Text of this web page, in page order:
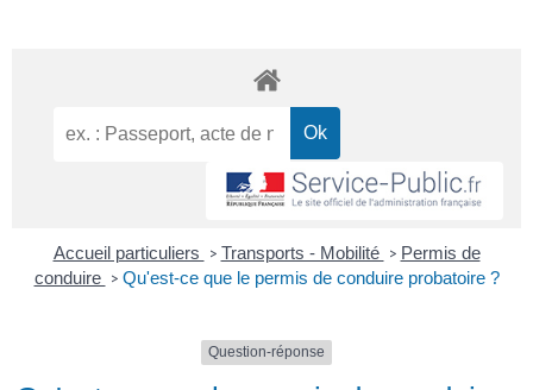
Accueil particuliers > Transports - Mobilité > Permis de
conduire > Qu'est-ce que le permis de conduire probatoire ?
Question-réponse